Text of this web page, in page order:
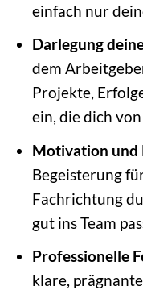
einfach nur
Darlegung
dem
Projekte,
ein, die dich
Motivation und
Begeisterung
Fachrichtung
gut ins Team
Professionelle
klare,